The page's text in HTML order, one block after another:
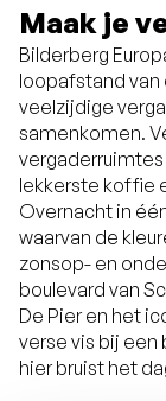
Maak je
Bilderberg
loopafstand van
veelzijdige
samenkomen.
lekkerste koffie
Overnacht in
waarvan de
zonsop- en
boulevard van
De Pier en het
verse vis bij een
hier bruist het